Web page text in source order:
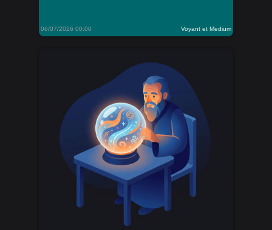
06/07/2026 00:00 Voyant et Medium